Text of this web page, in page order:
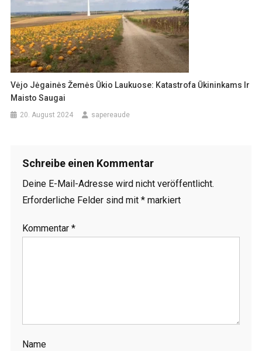
Vėjo Jėgainės Žemės Ūkio Laukuose: Katastrofa Ūkininkams Ir
Maisto Saugai
20. August 2024 sapereaude
Schreibe einen Kommentar
Deine E-Mail-Adresse wird nicht veröffentlicht.
Erforderliche Felder sind mit *markiert
Kommentar *
Name